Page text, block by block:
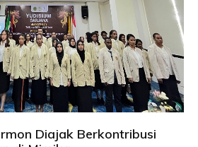
Diajak Berkontribusi